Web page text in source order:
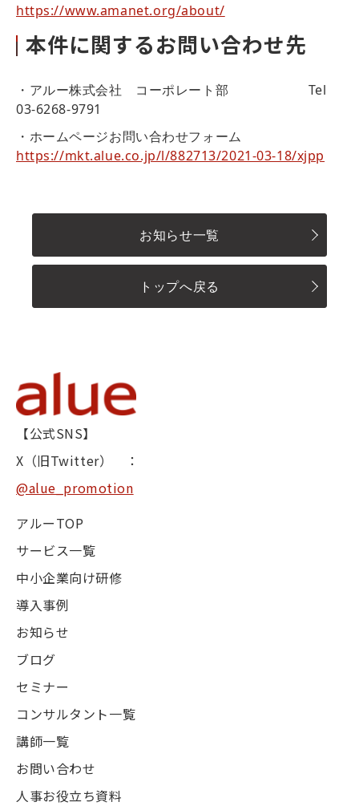
https://www.amanet.org/about/
本件に関するお問い合わせ先
・アルー株式会社 コーポレート部 Tel
03-6268-9791
・ホームページお問い合わせフォーム
https://mkt.alue.co.jp/l/882713/2021-03-18/xjpp
お知らせ一覧
トップへ戻る
【公式SNS】
X（旧Twitter） ：
@alue_promotion
アルーTOP
サービス一覧
中小企業向け研修
導入事例
お知らせ
ブログ
セミナー
コンサルタント一覧
講師一覧
お問い合わせ
人事お役立ち資料